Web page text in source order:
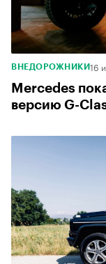
ВНЕДОРОЖНИКИ16
Mercedes
версию G-